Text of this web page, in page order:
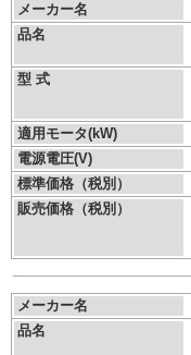
メーカー名
品名
型 式
適用モータ(kW)
電源電圧(V)
標準価格（税別）
販売価格（税別）
メーカー名
品名